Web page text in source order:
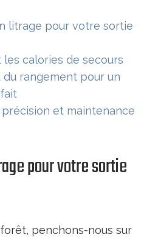
litrage pour votre sortie
calories de secours
du rangement pour un
et maintenance
pour votre sortie
penchons-nous sur